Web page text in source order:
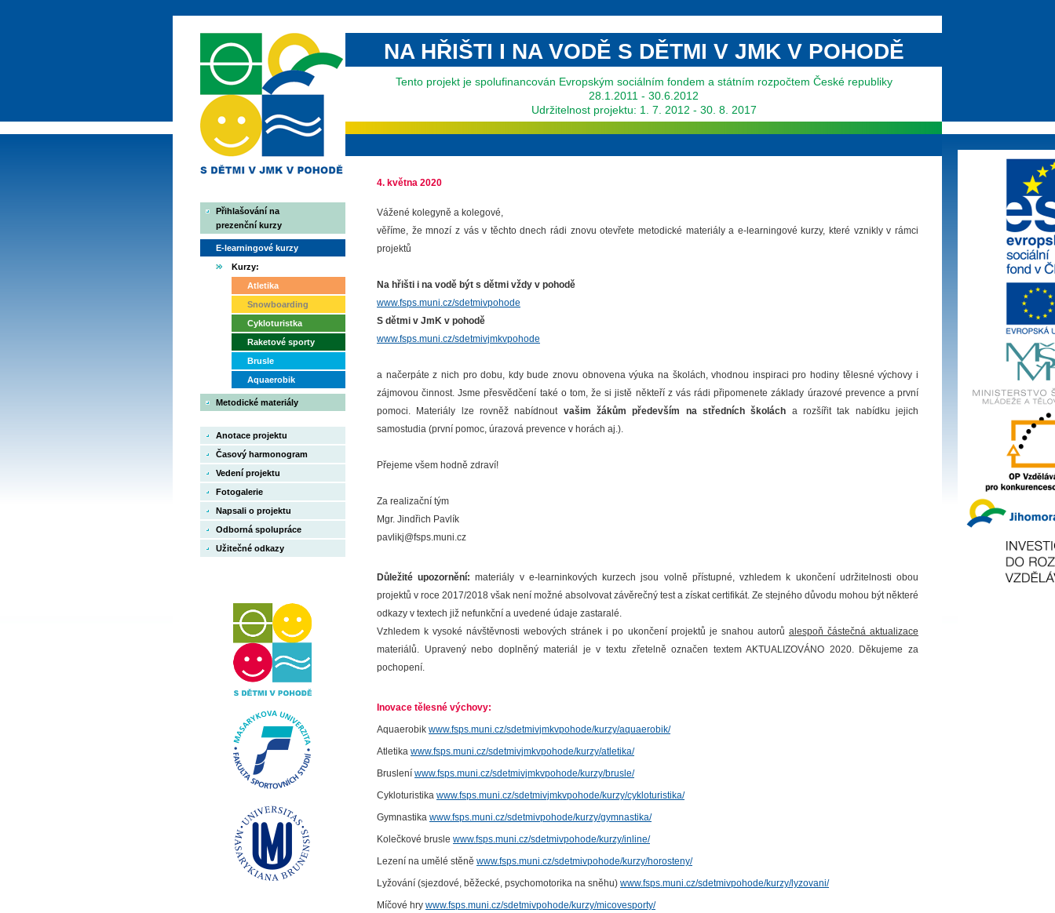
Přihlašování na
prezenční kurzy
E-learningové kurzy
Kurzy:
Atletika
Snowboarding
Cykloturistka
Raketové sporty
Brusle
Aquaerobik
Metodické materiály
Anotace projektu
Časový harmonogram
Vedení projektu
Fotogalerie
Napsali o projektu
Odborná spolupráce
Užitečné odkazy
NA HŘIŠTI I NA VODĚ S DĚTMI V JMK V POHODĚ
Tento projekt je spolufinancován Evropským sociálním fondem a státním rozpočtem České republiky
28.1.2011 - 30.6.2012
Udržitelnost projektu: 1. 7. 2012 - 30. 8. 2017
4. května 2020
Vážené kolegyně a kolegové,
věříme, že mnozí z vás v těchto dnech rádi znovu otevřete metodické materiály a e-learningové kurzy, které vznikly v rámci
projektů
Na hřišti i na vodě být s dětmi vždy v pohodě
www.fsps.muni.cz/sdetmivpohode
S dětmi v JmK v pohodě
www.fsps.muni.cz/sdetmivjmkvpohode
a načerpáte z nich pro dobu, kdy bude znovu obnovena výuka na školách, vhodnou inspiraci pro hodiny tělesné výchovy i
zájmovou činnost. Jsme přesvědčení také o tom, že si jistě někteří z vás rádi připomenete základy úrazové prevence a první
pomoci. Materiály lze rovněž nabídnout vašim žákům především na středních školách a rozšířit tak nabídku jejich
samostudia (první pomoc, úrazová prevence v horách aj.).
Přejeme všem hodně zdraví!
Za realizační tým
Mgr. Jindřich Pavlík
pavlikj@fsps.muni.cz
Důležité upozornění: materiály v e-learninkových kurzech jsou volně přístupné, vzhledem k ukončení udržitelnosti obou
projektů v roce 2017/2018 však není možné absolvovat závěrečný test a získat certifikát. Ze stejného důvodu mohou být některé
odkazy v textech již nefunkční a uvedené údaje zastaralé.
Vzhledem k vysoké návštěvnosti webových stránek i po ukončení projektů je snahou autorů alespoň částečná aktualizace
materiálů. Upravený nebo doplněný materiál je v textu zřetelně označen textem AKTUALIZOVÁNO 2020. Děkujeme za
pochopení.
Inovace tělesné výchovy:
Aquaerobik www.fsps.muni.cz/sdetmivjmkvpohode/kurzy/aquaerobik/
Atletika www.fsps.muni.cz/sdetmivjmkvpohode/kurzy/atletika/
Bruslení www.fsps.muni.cz/sdetmivjmkvpohode/kurzy/brusle/
Cykloturistika www.fsps.muni.cz/sdetmivjmkvpohode/kurzy/cykloturistika/
Gymnastika www.fsps.muni.cz/sdetmivpohode/kurzy/gymnastika/
Kolečkové brusle www.fsps.muni.cz/sdetmivpohode/kurzy/inline/
Lezení na umělé stěně www.fsps.muni.cz/sdetmivpohode/kurzy/horosteny/
Lyžování (sjezdové, běžecké, psychomotorika na sněhu) www.fsps.muni.cz/sdetmivpohode/kurzy/lyzovani/
Míčové hry www.fsps.muni.cz/sdetmivpohode/kurzy/micovesporty/